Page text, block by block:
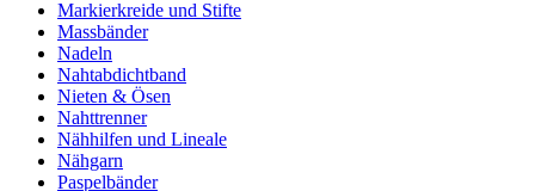
Markierkreide und Stifte
Massbänder
Nadeln
Nahtabdichtband
Nieten & Ösen
Nahttrenner
Nähhilfen und Lineale
Nähgarn
Paspelbänder